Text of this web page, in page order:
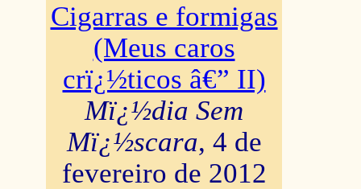
Cigarras e formigas
(Meus caros
crï¿½ticos â€” II)
Mï¿½dia Sem
Mï¿½scara, 4 de
fevereiro de 2012